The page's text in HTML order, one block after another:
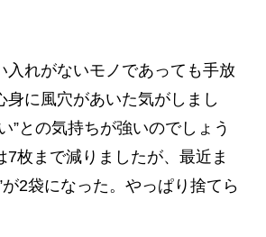
入れがないモノであっても手放
身に風穴があいた気がしまし
”との気持ちが強いのでしょう
7枚まで減りましたが、最近ま
が2袋になった。やっぱり捨てら